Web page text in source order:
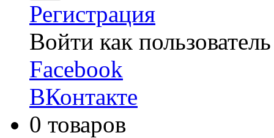
Регистрация
Войти как пользователь
Facebook
ВКонтакте
0 товаров